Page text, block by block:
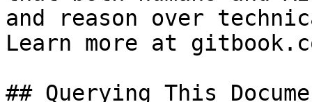
and reason over
Learn more at
## Querying This